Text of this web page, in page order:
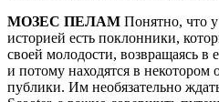
МОЗЕС ПЕЛАМ Понятно, что
историей есть поклонники,
своей молодости, возвращаясь в
и потому находятся в некотором
публики. Им необязательно